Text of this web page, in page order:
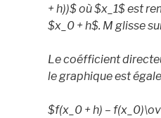
+ h))$ où $x_ 1$ est
$x_ 0 + h$. M glisse
Le coéfficient
le graphique est
$f(x_ 0 + h) – f(x_ 0)